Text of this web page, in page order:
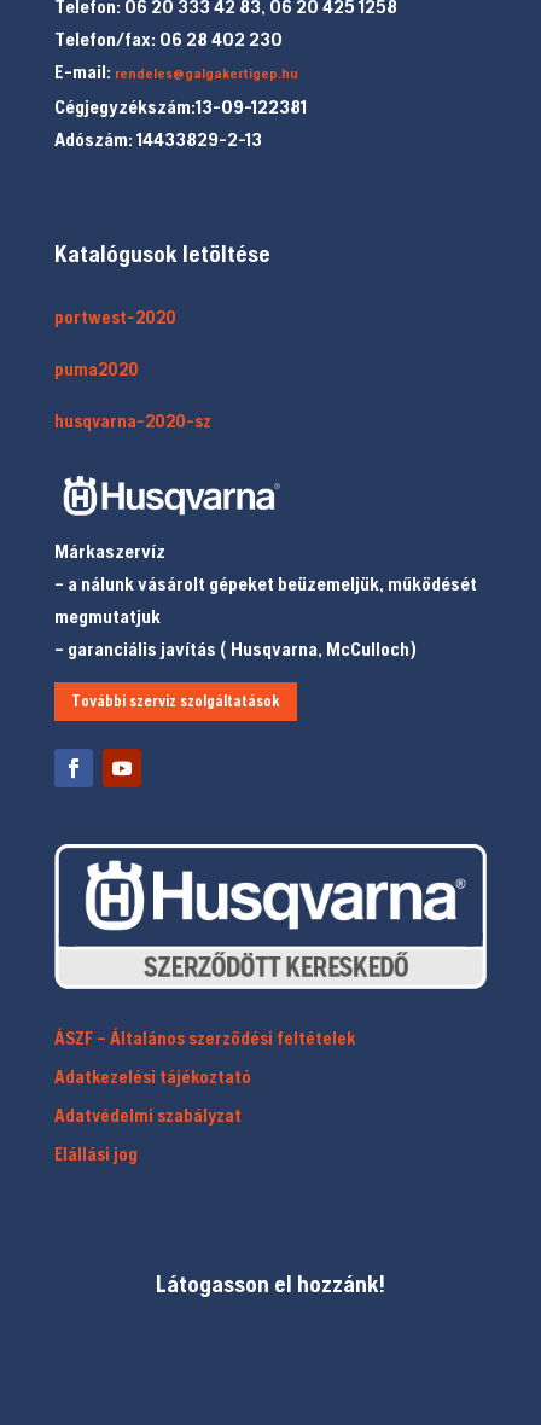
Telefon: 06 20 333 42 83, 06 20 425 1258
Telefon/fax: 06 28 402 230
E-mail: rendeles@galgakertigep.hu
Cégjegyzékszám:13-09-122381
Adószám: 14433829-2-13
Katalógusok letöltése
portwest-2020
puma2020
husqvarna-2020-sz
Márkaszervíz
– a nálunk vásárolt gépeket beüzemeljük, működését
megmutatjuk
– garanciális javítás ( Husqvarna, McCulloch)
További szerviz szolgáltatások
ÁSZF – Általános szerződési feltételek
Adatkezelési tájékoztató
Adatvédelmi szabályzat
Elállási jog
Látogasson el hozzánk!